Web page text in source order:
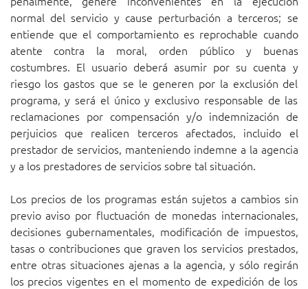
normal del servicio y cause perturbación a terceros; se
entiende que el comportamiento es reprochable cuando
atente contra la moral, orden público y buenas
costumbres. El usuario deberá asumir por su cuenta y
riesgo los gastos que se le generen por la exclusión del
programa, y será el único y exclusivo responsable de las
reclamaciones por compensación y/o indemnización de
perjuicios que realicen terceros afectados, incluido el
prestador de servicios, manteniendo indemne a la agencia
y a los prestadores de servicios sobre tal situación.
Los precios de los programas están sujetos a cambios sin
previo aviso por fluctuación de monedas internacionales,
decisiones gubernamentales, modificación de impuestos,
tasas o contribuciones que graven los servicios prestados,
entre otras situaciones ajenas a la agencia, y sólo regirán
los precios vigentes en el momento de expedición de los